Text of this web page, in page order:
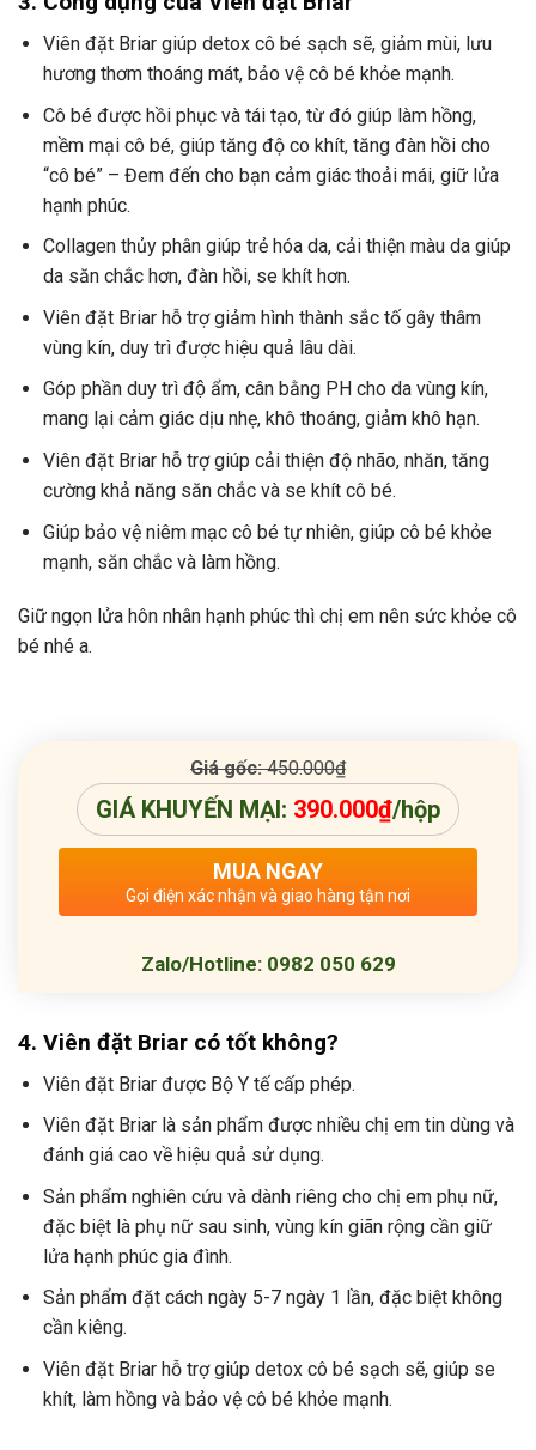
Viên đặt Briar giúp detox cô bé sạch sẽ, giảm mùi, lưu
hương thơm thoáng mát, bảo vệ cô bé khỏe mạnh.
Cô bé được hồi phục và tái tạo, từ đó giúp làm hồng,
mềm mại cô bé, giúp tăng độ co khít, tăng đàn hồi cho
“cô bé” – Đem đến cho bạn cảm giác thoải mái, giữ lửa
hạnh phúc.
Collagen thủy phân giúp trẻ hóa da, cải thiện màu da giúp
da săn chắc hơn, đàn hồi, se khít hơn.
Viên đặt Briar hỗ trợ giảm hình thành sắc tố gây thâm
vùng kín, duy trì được hiệu quả lâu dài.
Góp phần duy trì độ ẩm, cân bằng PH cho da vùng kín,
mang lại cảm giác dịu nhẹ, khô thoáng, giảm khô hạn.
Viên đặt Briar hỗ trợ giúp cải thiện độ nhão, nhăn, tăng
cường khả năng săn chắc và se khít cô bé.
Giúp bảo vệ niêm mạc cô bé tự nhiên, giúp cô bé khỏe
mạnh, săn chắc và làm hồng.
Giữ ngọn lửa hôn nhân hạnh phúc thì chị em nên sức khỏe cô
bé nhé a.
Giá gốc: 450.000₫
GIÁ KHUYẾN MẠI: 390.000₫/hộp
MUA NGAY
Gọi điện xác nhận và giao hàng tận nơi
Zalo/Hotline: 0982 050 629
4. Viên đặt Briar có tốt không?
Viên đặt Briar được Bộ Y tế cấp phép.
Viên đặt Briar là sản phẩm được nhiều chị em tin dùng và
đánh giá cao về hiệu quả sử dụng.
Sản phẩm nghiên cứu và dành riêng cho chị em phụ nữ,
đặc biệt là phụ nữ sau sinh, vùng kín giãn rộng cần giữ
lửa hạnh phúc gia đình.
Sản phẩm đặt cách ngày 5-7 ngày 1 lần, đặc biệt không
cần kiêng.
Viên đặt Briar hỗ trợ giúp detox cô bé sạch sẽ, giúp se
khít, làm hồng và bảo vệ cô bé khỏe mạnh.